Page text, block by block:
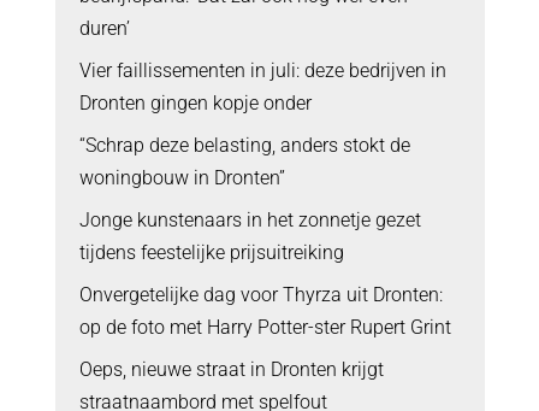
duren’
Vier faillissementen in juli: deze bedrijven in
Dronten gingen kopje onder
“Schrap deze belasting, anders stokt de
woningbouw in Dronten”
Jonge kunstenaars in het zonnetje gezet
tijdens feestelijke prijsuitreiking
Onvergetelijke dag voor Thyrza uit Dronten:
op de foto met Harry Potter-ster Rupert Grint
Oeps, nieuwe straat in Dronten krijgt
straatnaambord met spelfout